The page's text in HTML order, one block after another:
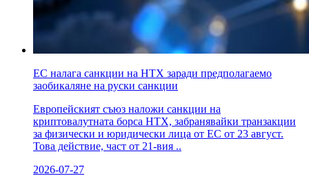
ЕС налага санкции на HTX заради предполагаемо
заобикаляне на руски санкции
Европейският съюз наложи санкции на
криптовалутната борса HTX, забранявайки транзакции
за физически и юридически лица от ЕС от 23 август.
Това действие, част от 21-вия ..
2026-07-27